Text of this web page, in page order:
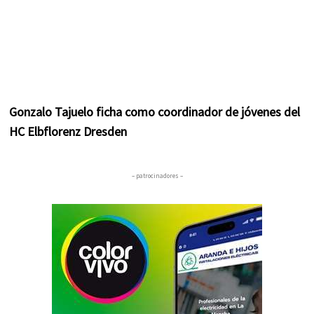
Gonzalo Tajuelo ficha como coordinador de jóvenes del
HC Elbflorenz Dresden
– patrocinadores –